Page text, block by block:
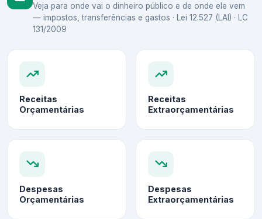
Veja para onde vai o dinheiro público e de onde ele vem
— impostos, transferências e gastos · Lei 12.527 (LAI) · LC
131/2009
Receitas
Orçamentárias
Receitas
Extraorçamentárias
Despesas
Orçamentárias
Despesas
Extraorçamentárias